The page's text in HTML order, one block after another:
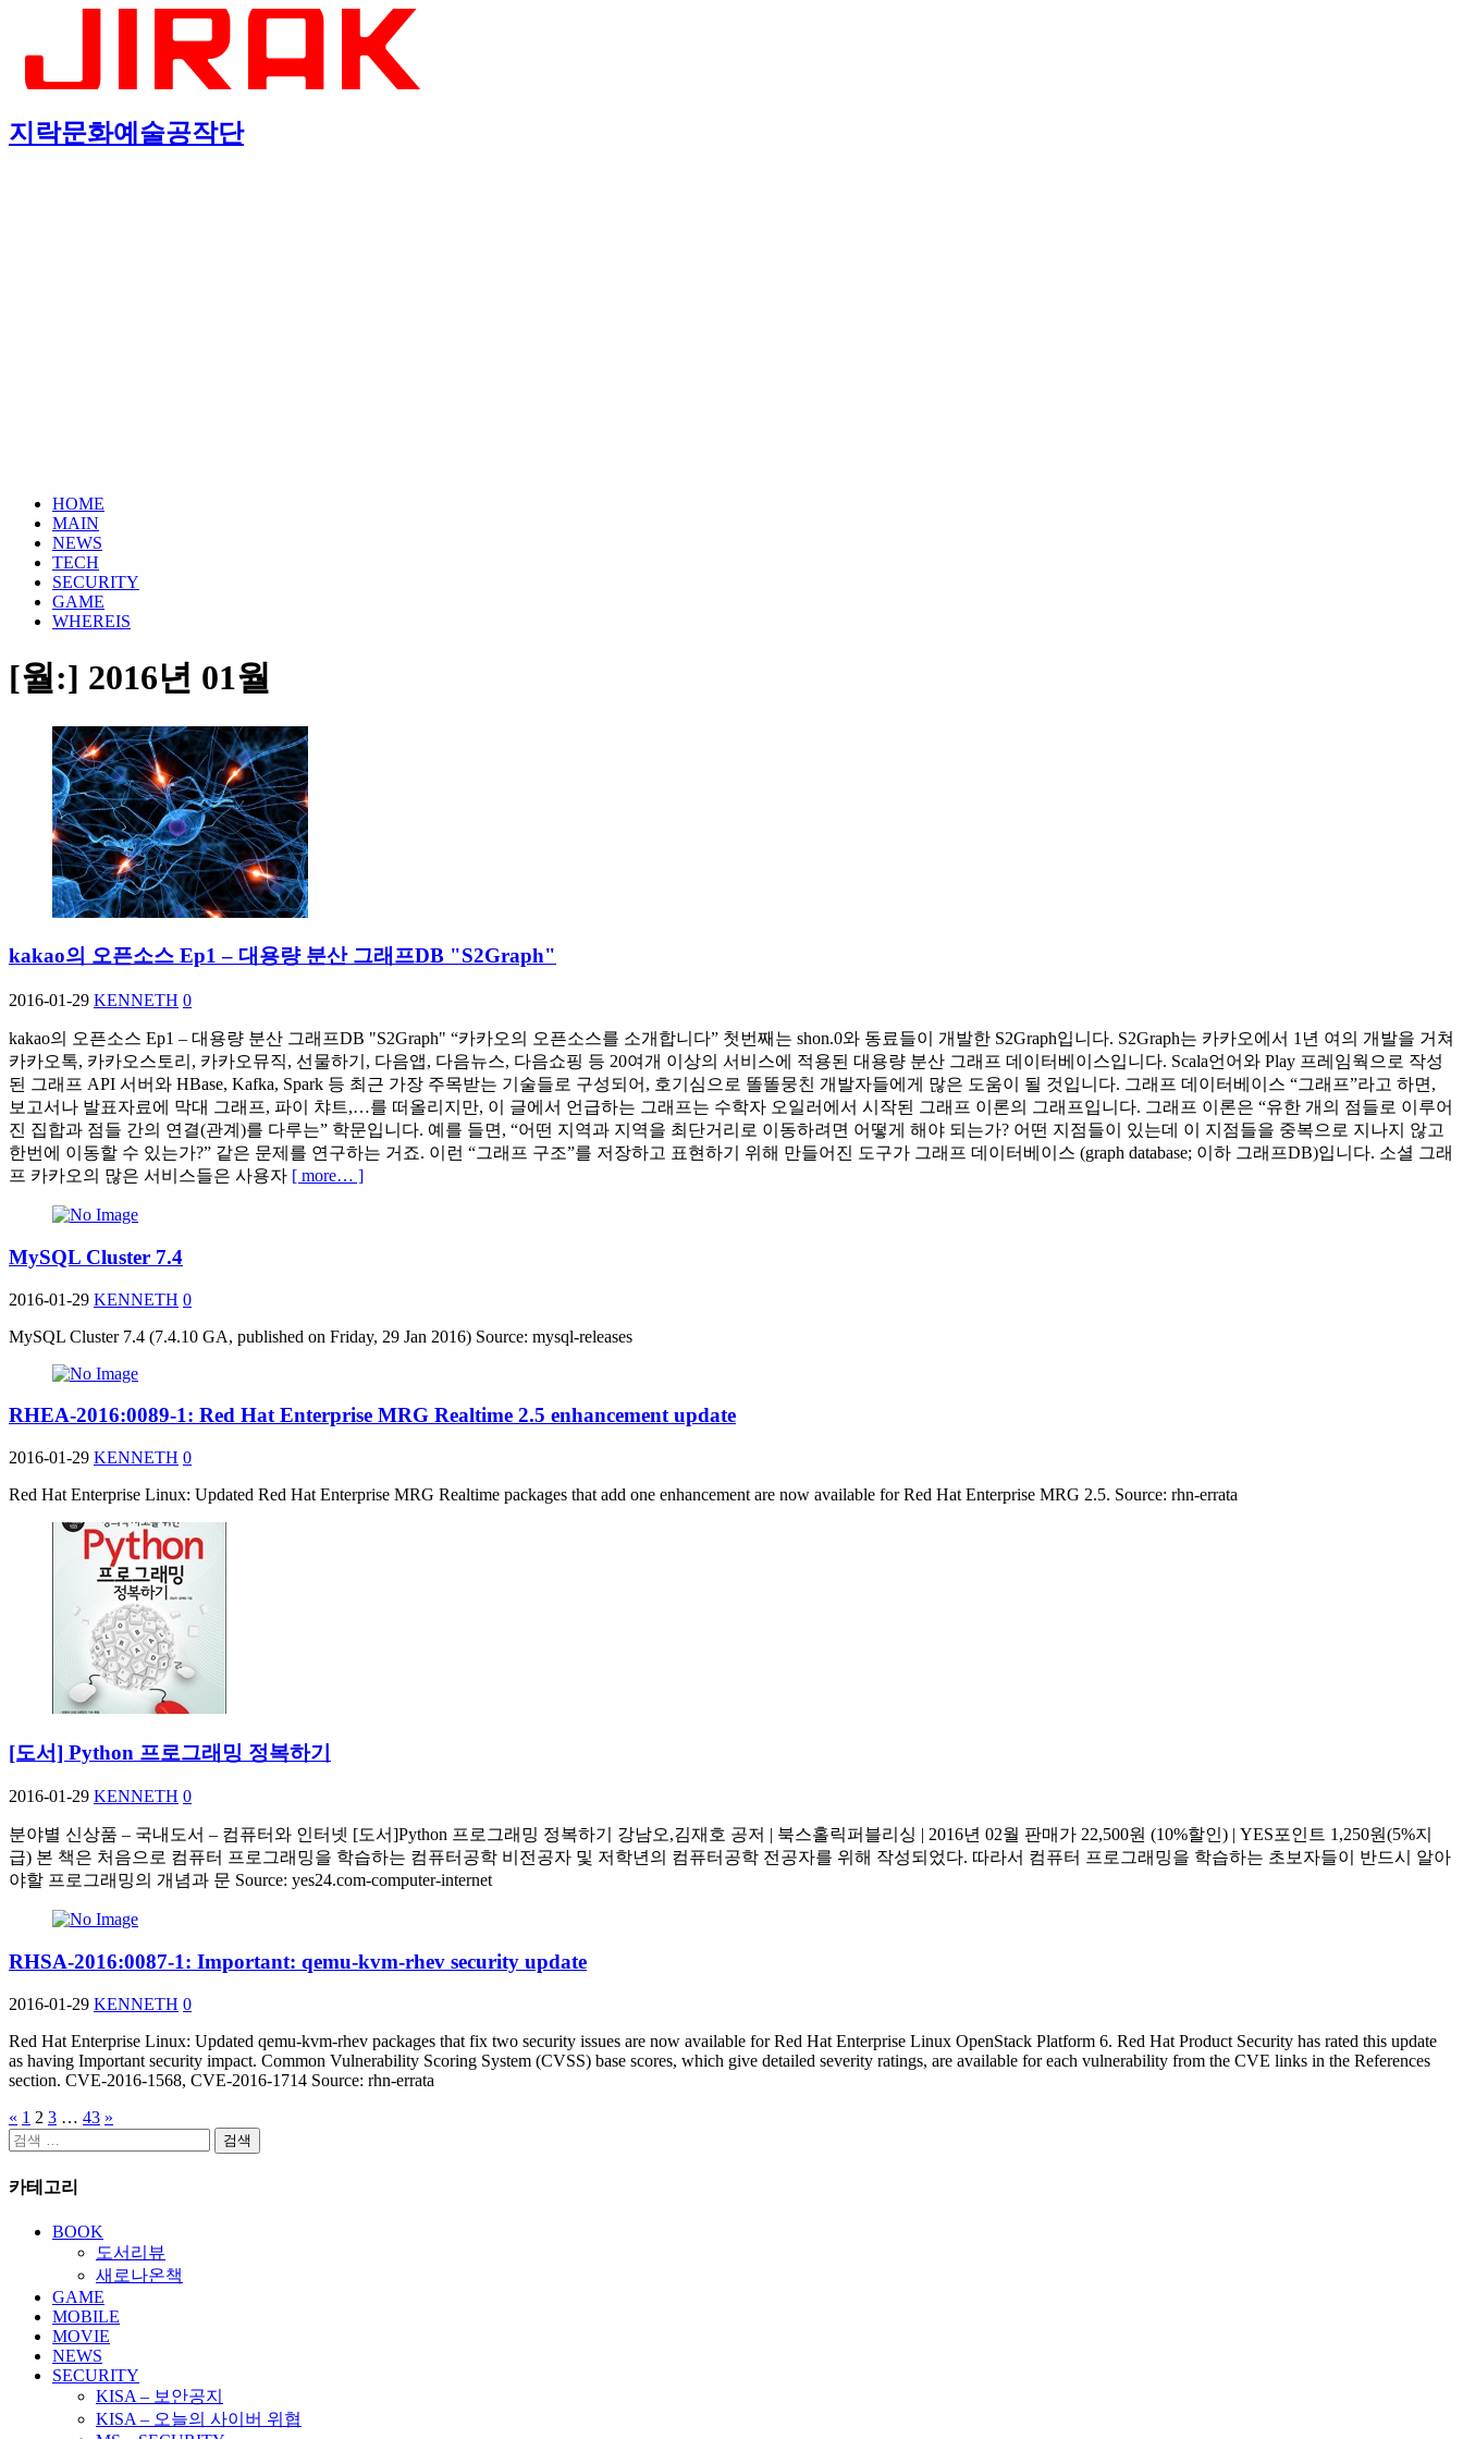
지락문화예술공작단
HOME
MAIN
NEWS
TECH
SECURITY
GAME
WHEREIS
[월:] 2016년 01월
kakao의 오픈소스 Ep1 – 대용량 분산 그래프DB "S2Graph"
2016-01-29 KENNETH 0
kakao의 오픈소스 Ep1 – 대용량 분산 그래프DB "S2Graph" “카카오의 오픈소스를 소개합니다” 첫번째는 shon.0와 동료들이 개발한 S2Graph입니다. S2Graph는 카카오에서 1년 여의 개발을 거쳐
카카오톡, 카카오스토리, 카카오뮤직, 선물하기, 다음앱, 다음뉴스, 다음쇼핑 등 20여개 이상의 서비스에 적용된 대용량 분산 그래프 데이터베이스입니다. Scala언어와 Play 프레임웍으로 작성
된 그래프 API 서버와 HBase, Kafka, Spark 등 최근 가장 주목받는 기술들로 구성되어, 호기심으로 똘똘뭉친 개발자들에게 많은 도움이 될 것입니다. 그래프 데이터베이스 “그래프”라고 하면,
보고서나 발표자료에 막대 그래프, 파이 챠트,…를 떠올리지만, 이 글에서 언급하는 그래프는 수학자 오일러에서 시작된 그래프 이론의 그래프입니다. 그래프 이론은 “유한 개의 점들로 이루어
진 집합과 점들 간의 연결(관계)를 다루는” 학문입니다. 예를 들면, “어떤 지역과 지역을 최단거리로 이동하려면 어떻게 해야 되는가? 어떤 지점들이 있는데 이 지점들을 중복으로 지나지 않고
한번에 이동할 수 있는가?” 같은 문제를 연구하는 거죠. 이런 “그래프 구조”를 저장하고 표현하기 위해 만들어진 도구가 그래프 데이터베이스 (graph database; 이하 그래프DB)입니다. 소셜 그래
프 카카오의 많은 서비스들은 사용자 [ more… ]
MySQL Cluster 7.4
2016-01-29 KENNETH 0
MySQL Cluster 7.4 (7.4.10 GA, published on Friday, 29 Jan 2016) Source: mysql-releases
RHEA-2016:0089-1: Red Hat Enterprise MRG Realtime 2.5 enhancement update
2016-01-29 KENNETH 0
Red Hat Enterprise Linux: Updated Red Hat Enterprise MRG Realtime packages that add one enhancement are now available for Red Hat Enterprise MRG 2.5. Source: rhn-errata
[도서] Python 프로그래밍 정복하기
2016-01-29 KENNETH 0
분야별 신상품 – 국내도서 – 컴퓨터와 인터넷 [도서]Python 프로그래밍 정복하기 강남오,김재호 공저 | 북스홀릭퍼블리싱 | 2016년 02월 판매가 22,500원 (10%할인) | YES포인트 1,250원(5%지
급) 본 책은 처음으로 컴퓨터 프로그래밍을 학습하는 컴퓨터공학 비전공자 및 저학년의 컴퓨터공학 전공자를 위해 작성되었다. 따라서 컴퓨터 프로그래밍을 학습하는 초보자들이 반드시 알아
야할 프로그래밍의 개념과 문 Source: yes24.com-computer-internet
RHSA-2016:0087-1: Important: qemu-kvm-rhev security update
2016-01-29 KENNETH 0
Red Hat Enterprise Linux: Updated qemu-kvm-rhev packages that fix two security issues are now available for Red Hat Enterprise Linux OpenStack Platform 6. Red Hat Product Security has rated this update
as having Important security impact. Common Vulnerability Scoring System (CVSS) base scores, which give detailed severity ratings, are available for each vulnerability from the CVE links in the References
section. CVE-2016-1568, CVE-2016-1714 Source: rhn-errata
글
페
이
« 1 2 3 … 43 »
검
카테고리
BOOK
도서리뷰
새로나온책
GAME
MOBILE
MOVIE
NEWS
SECURITY
KISA – 보안공지
KISA – 오늘의 사이버 위협